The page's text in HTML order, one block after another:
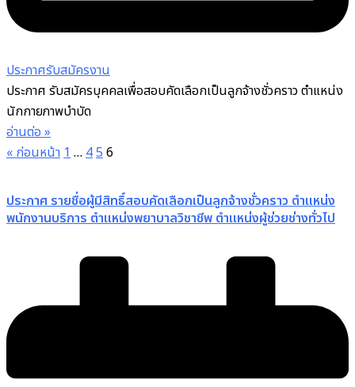
ประกาศรับสมัครงาน
ประกาศ รับสมัครบุคคลเพื่อสอบคัดเลือกเป็นลูกจ้างชั่วคราว ตำแหน่ง
นักกายภาพบำบัด
อ่านต่อ »
« ก่อนหน้า 1 … 45 6
ประกาศ รายชื่อผู้มีสิทธิ์สอบคัดเลือกเป็นลูกจ้างชั่วคราว ตำแหน่ง
พนักงานบริการ ตำแหน่งพยาบาลวิชาชีพ ตำแหน่งผู้ช่วยช่างทั่วไป